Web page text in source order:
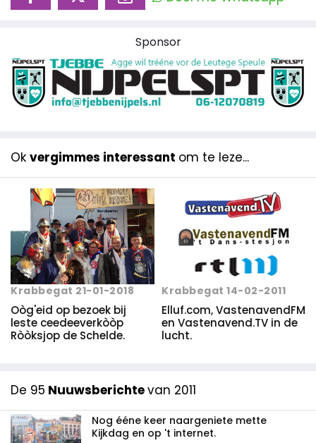
Sponsor
Ok vergimmes interessant om te leze...
Krabbegat 21-01-2018
Oòg'eid op bezoek bij
leste ceedeeverkòòp
Ròòksjop de Schelde.
Krabbegat 14-02-2011
Elluf.com, VastenavendFM
en Vastenavend.TV in de
lucht.
De 95 Nuuwsberichtevan 2011
Nog ééne keer naargeniete mette
Kijkdag en op 't internet.